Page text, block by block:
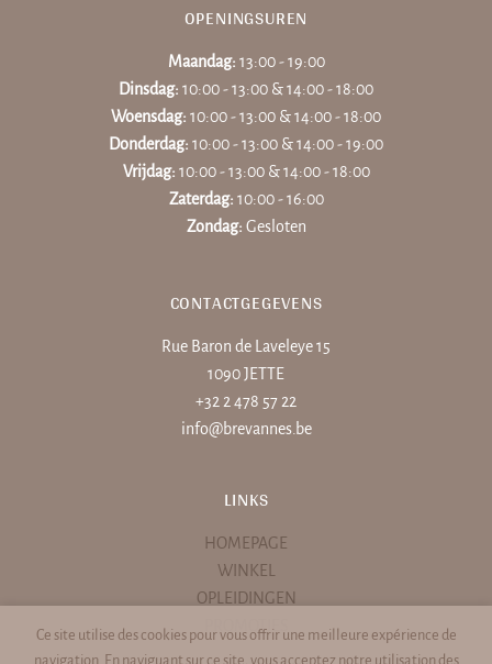
OPENINGSUREN
Maandag: 13:00 - 19:00
Dinsdag: 10:00 - 13:00 & 14:00 - 18:00
Woensdag: 10:00 - 13:00 & 14:00 - 18:00
Donderdag: 10:00 - 13:00 & 14:00 - 19:00
Vrijdag: 10:00 - 13:00 & 14:00 - 18:00
Zaterdag: 10:00 - 16:00
Zondag: Gesloten
CONTACTGEGEVENS
Rue Baron de Laveleye 15
1090 JETTE
+32 2 478 57 22
info@brevannes.be
LINKS
HOMEPAGE
WINKEL
OPLEIDINGEN
PROMOTIES
Ce site utilise des cookies pour vous offrir une meilleure expérience de
navigation. En naviguant sur ce site, vous acceptez notre utilisation des